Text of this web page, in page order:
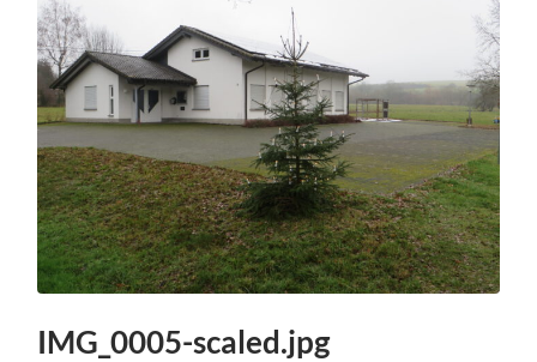
IMG_0005-scaled.jpg